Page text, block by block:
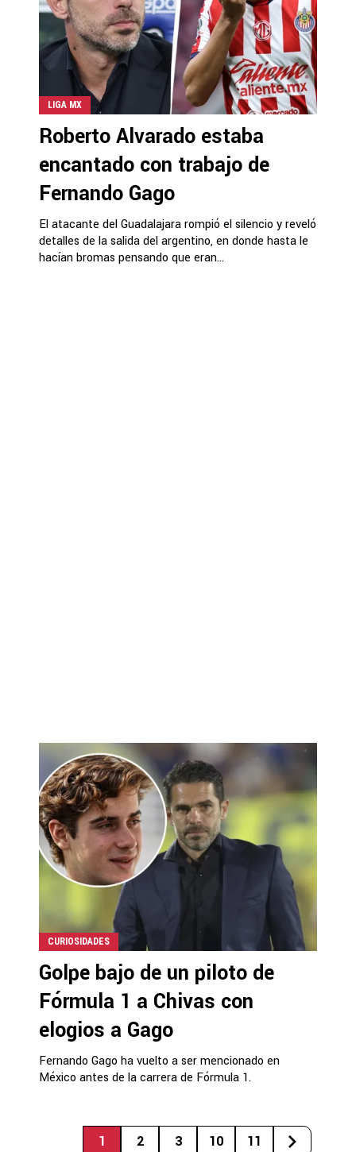
LIGA MX
Roberto Alvarado estaba
encantado con trabajo de
Fernando Gago
El atacante del Guadalajara rompió el silencio y reveló
detalles de la salida del argentino, en donde hasta le
hacían bromas pensando que eran...
CURIOSIDADES
Golpe bajo de un piloto de
Fórmula 1 a Chivas con
elogios a Gago
Fernando Gago ha vuelto a ser mencionado en
México antes de la carrera de Fórmula 1.
1 2 3 10 11